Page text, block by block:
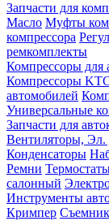
Запчасти для
Масло Муфты
компрессора
ремкомплекты
Компрессоры для
Компрессоры
автомобилей
Универсальные
Запчасти для
Вентиляторы, Эл.
Конденсаторы
Ремни
салонный
Инструменты
Кримпер